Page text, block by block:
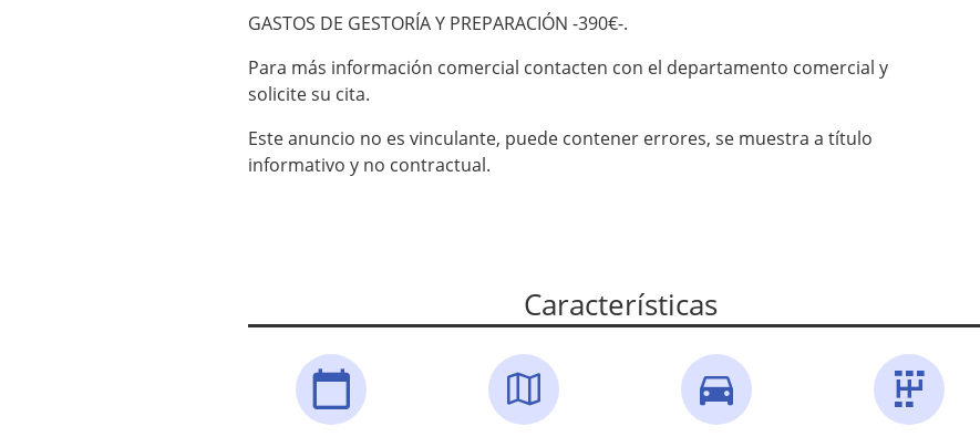
GASTOS DE GESTORÍA Y PREPARACIÓN -390€-.
Para más información comercial contacten con el departamento comercial y
solicite su cita.
Este anuncio no es vinculante, puede contener errores, se muestra a título
informativo y no contractual.
Características